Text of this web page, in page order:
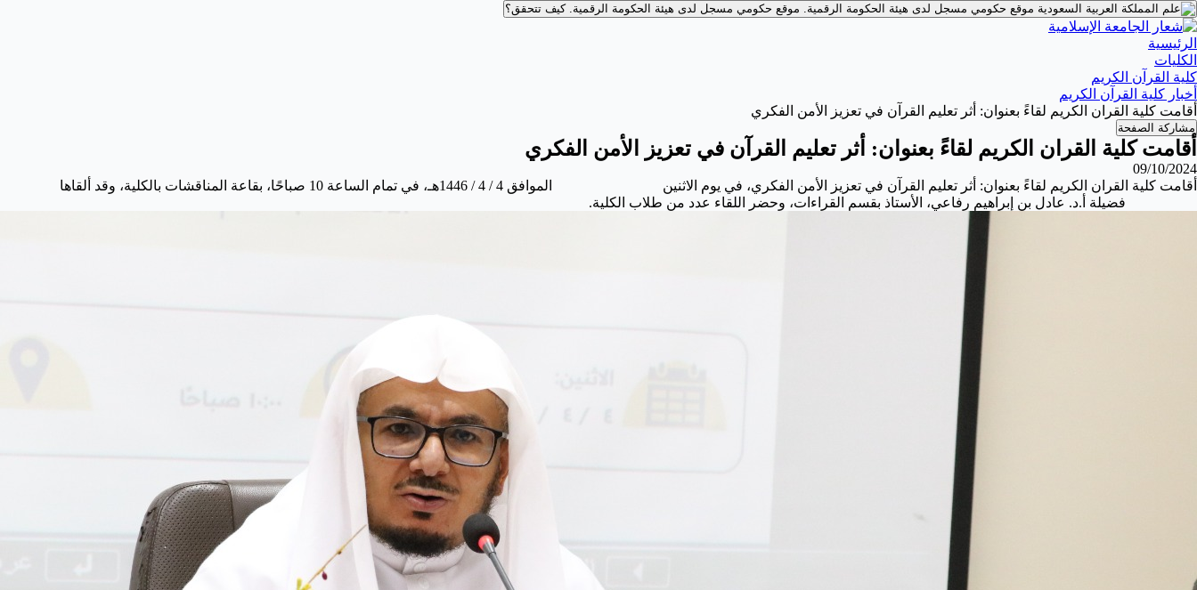
موقع حكومي مسجل لدى هيئة الحكومة الرقمية. موقع حكومي مسجل لدى هيئة الحكومة الرقمية.كيف تتحقق؟
الرئيسية
الكليات
كلية القرآن الكريم
أخبار كلية القرآن الكريم
أقامت كلية القران الكريم لقاءً بعنوان: أثر تعليم القرآن في تعزيز الأمن الفكري
مشاركة الصفحة
أقامت كلية القران الكريم لقاءً بعنوان: أثر تعليم القرآن في تعزيز الأمن الفكري
09/10/2024
أقامت كلية القران الكريم لقاءً بعنوان: أثر تعليم القرآن في تعزيز الأمن الفكري، في يوم الاثنين الموافق 4 / 4 / 1446هـ، في تمام الساعة 10 صباحًا، بقاعة المناقشات بالكلية، وقد ألقاها
فضيلة أ.د. عادل بن إبراهيم رفاعي، الأستاذ بقسم القراءات، وحضر اللقاء عدد من طلاب الكلية.